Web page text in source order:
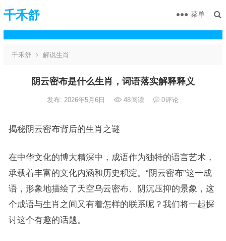
千禾舒 菜单
千禾舒 解说生肖
阴云密布是什么生肖，词语落实解释释义
发布: 2026年5月6日 48阅读 0评论
揭秘阴云密布背后的生肖之谜
在中华文化的博大精深中，成语作为独特的语言艺术，
承载着丰富的文化内涵和历史积淀。“阴云密布”这一成
语，形象地描绘了天空乌云密布、阴沉压抑的景象，这
个成语与生肖之间又有着怎样的联系呢？我们将一起探
讨这个有趣的话题。